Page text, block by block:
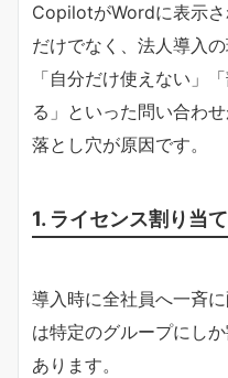
CopilotがWordに表示
だけでなく、法人導入
「自分だけ使えない」
る」といった問い合わ
落とし穴が原因です。
1. ライセンス割り当
導入時に全社員へ一斉
は特定のグループにし
あります。